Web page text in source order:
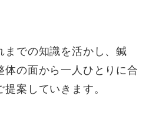
までの知識を活かし、鍼
体の面から一人ひとりに合
案していきます。